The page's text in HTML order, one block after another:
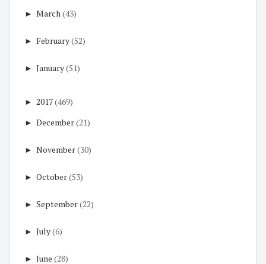
► March(43)
► February(52)
► January(51)
► 2017(469)
► December(21)
► November(30)
► October(53)
► September(22)
► July(6)
► June (28)